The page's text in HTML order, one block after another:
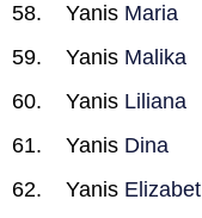
Yanis Maria
Yanis Malika
Yanis Liliana
Yanis Dina
Yanis Elizabet